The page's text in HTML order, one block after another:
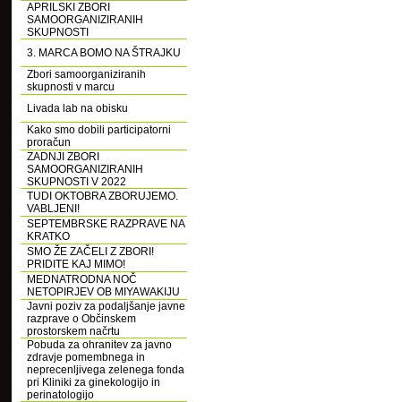
APRILSKI ZBORI
SAMOORGANIZIRANIH
SKUPNOSTI
3. MARCA BOMO NA ŠTRAJKU
Zbori samoorganiziranih
skupnosti v marcu
Livada lab na obisku
Kako smo dobili participatorni
proračun
ZADNJI ZBORI
SAMOORGANIZIRANIH
SKUPNOSTI V 2022
TUDI OKTOBRA ZBORUJEMO.
VABLJENI!
SEPTEMBRSKE RAZPRAVE NA
KRATKO
SMO ŽE ZAČELI Z ZBORI!
PRIDITE KAJ MIMO!
MEDNATRODNA NOČ
NETOPIRJEV OB MIYAWAKIJU
Javni poziv za podaljšanje javne
razprave o Občinskem
prostorskem načrtu
Pobuda za ohranitev za javno
zdravje pomembnega in
neprecenljivega zelenega fonda
pri Kliniki za ginekologijo in
perinatologijo